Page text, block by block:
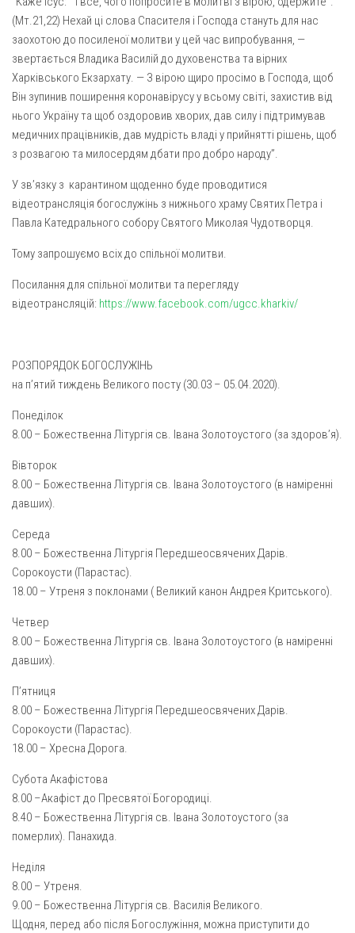
Архистратига Михаїла (м. Люботин)
Покрови Пресвятої Богородиці (с. Вільча)
Преображенська парафія (м. Лозова)
Парафія Благовіщення Пресвятої Богородиці (смт
Золочів)
Парафія Різдва Пресвятої Богородиці м. Берестин
(Красноград)
Пресвятої Трійці (м. Полтава)
Всіх Святих українського народу (м. Полтава)
Свято-Юріївська парафія (м. Полтава)
Архистратига Михаїла (с. Пригарівка)
Благовіщення Пресвятої Богородиці (с. Шевченки)
Вознесіння ГНІХ (с. Витівка)
Вознесіння Господнього (м. Кобеляки)
Різдва Пресвятої Богородиці (с. Вільховатка)
Св. Миколая (с. Деменки)
Парохії Сумської області
Введення в храм Богородиці (м. Суми)
Монастирі
Свято-Івано-Павлівський монастир сестер Згромадження
Св. Йосифа ОПДМ
Монастир сестер милосердя Св. Вінкентія. Дім Милосердя
Святого Василія Великого
Комісії
Катехитична комісія
Комісія у справах молоді
Комісія у справах родини
Комісія з питань душпастирства охорони здоров’я
Газета Християнський голос
Надруковані числа
Молитви
Галерея
Рух pro-life
(Мт.21,22) Нехай ці слова Спасителя і Господа стануть для нас
заохотою до посиленої молитви у цей час випробування, —
звертається Владика Василій до духовенства та вірних
Харківського Екзархату. — З вірою щиро просімо в Господа, щоб
Він зупинив поширення коронавірусу у всьому світі, захистив від
нього Україну та щоб оздоровив хворих, дав силу і підтримував
медичних працівників, дав мудрість владі у прийнятті рішень, щоб
з розвагою та милосердям дбати про добро народу”.
У зв’язку з карантином щоденно буде проводитися
відеотрансляція богослужінь з нижнього храму Святих Петра і
Павла Катедрального собору Святого Миколая Чудотворця.
Тому запрошуємо всіх до спільної молитви.
Посилання для спільної молитви та перегляду
відеотрансляцій: https://www.facebook.com/ugcc.kharkiv/
РОЗПОРЯДОК БОГОСЛУЖІНЬ
на п’ятий тиждень Великого посту (30.03 – 05.04.2020).
Понеділок
8.00 – Божественна Літургія св. Івана Золотоустого (за здоров’я).
Вівторок
8.00 – Божественна Літургія св. Івана Золотоустого (в наміренні
давших).
Середа
8.00 – Божественна Літургія Передшеосвячених Дарів.
Сорокоусти (Парастас).
18.00 – Утреня з поклонами ( Великий канон Андрея Критського).
Четвер
8.00 – Божественна Літургія св. Івана Золотоустого (в наміренні
давших).
П’ятниця
8.00 – Божественна Літургія Передшеосвячених Дарів.
Сорокоусти (Парастас).
18.00 – Хресна Дорога.
Субота Акафістова
8.00 –Акафіст до Пресвятої Богородиці.
8.40 – Божественна Літургія св. Івана Золотоустого (за
померлих). Панахида.
Неділя
8.00 – Утреня.
9.00 – Божественна Літургія св. Василія Великого.
Щодня, перед або після Богослужіння, можна приступити до